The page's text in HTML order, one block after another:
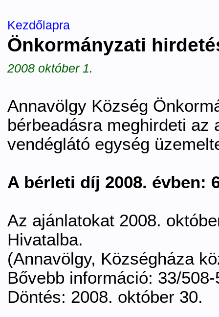
Kezdőlapra
Önkormányzati
2008 október 1.
Annavölgy Község
bérbeadásra meghirdeti az
vendéglátó egység
A bérleti díj 2008. évben:
Az ajánlatokat 2008.
Hivatalba.
(Annavölgy, Községháza
Bővebb információ: 33/508-
Döntés: 2008. október 30.